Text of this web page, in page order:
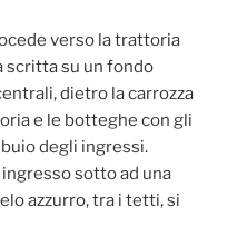
verso la trattoria
scritta su un fondo
dietro la carrozza
e le botteghe con gli
degli ingressi.
sotto ad una
azzurro, tra i tetti, si